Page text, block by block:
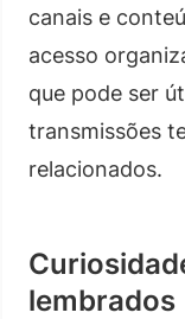
canais e
acesso
que pode ser
transmissões
relacionados.
lembrados